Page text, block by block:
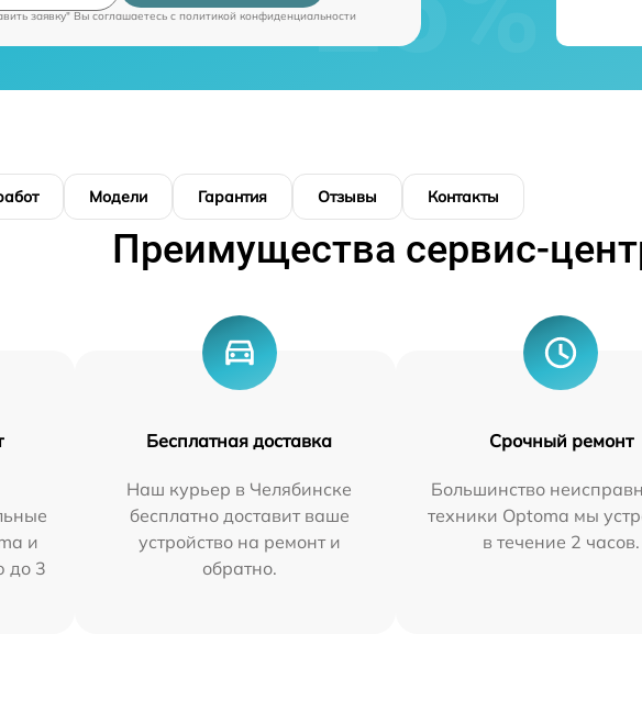
заявку" Вы соглашаетесь c политикой конфиденциальности
Модели Гарантия Отзывы Контакты
Преимущества сервис-
и
до 3
Бесплатная доставка
Наш курьер в Челябинске
бесплатно доставит ваше
устройство на ремонт и
обратно.
Срочный ремонт
Большинство
техники Optoma мы
в течение 2 часов.